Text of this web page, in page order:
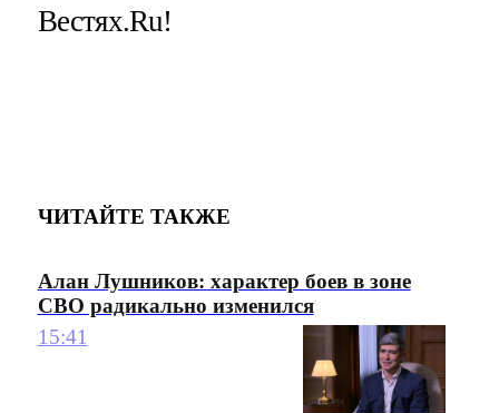
Вестях.Ru!
ЧИТАЙТЕ ТАКЖЕ
Алан Лушников: характер боев в зоне
СВО радикально изменился
15:41